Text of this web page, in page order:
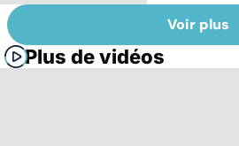
Voir plus
Plus de vidéos